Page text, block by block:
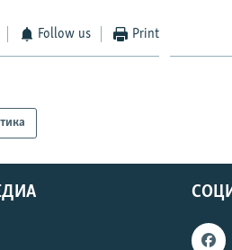
Follow us Print